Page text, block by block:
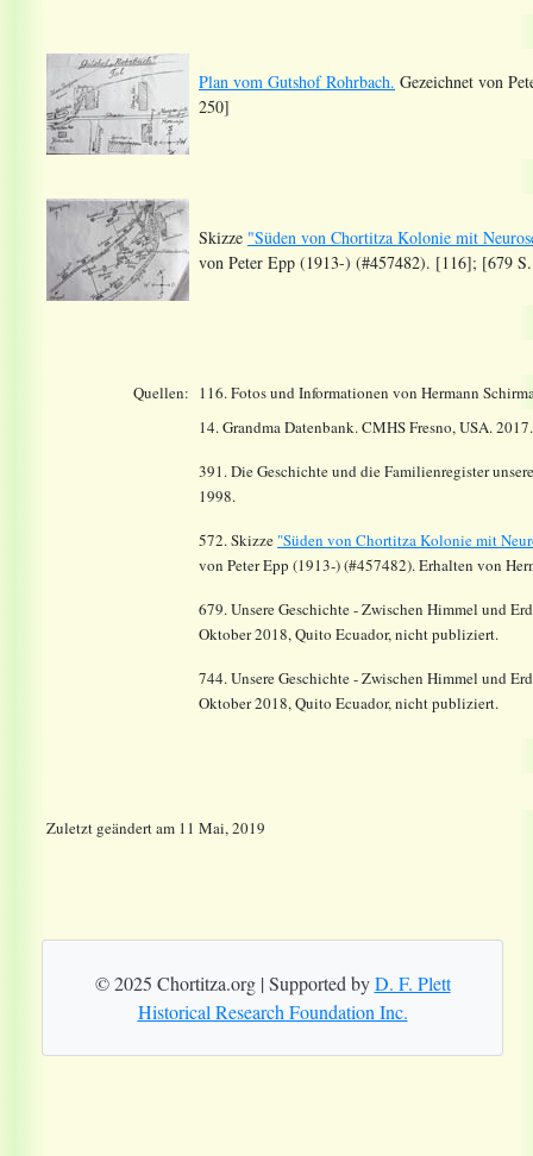
Plan vom Gutshof Rohrbach. Gezeichnet von
250]
Skizze "Süden von Chortitza Kolonie mit
von Peter Epp (1913-) (#457482). [116]; [679
Quellen: 116.Fotos und Informationen von Hermann
14.Grandma Datenbank. CMHS Fresno, USA.
391. Die Geschichte und die Familienregister
1998.
572. Skizze "Süden von Chortitza Kolonie mit
von Peter Epp (1913-) (#457482). Erhalten von
679. Unsere Geschichte - Zwischen Himmel und
Oktober 2018, Quito Ecuador, nicht publiziert.
744. Unsere Geschichte - Zwischen Himmel und
Oktober 2018, Quito Ecuador, nicht publiziert.
Zuletzt geändertam 11 Mai, 2019
© 2025 Chortitza.org | Supported byD. F. Plett
Historical Research Foundation Inc.